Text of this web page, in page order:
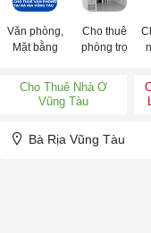
Văn phòng,
Mặt bằng
Cho thuê
phòng trọ
Cho Thuê Nhà Ở
Vũng Tàu
Bà Rịa Vũng Tàu